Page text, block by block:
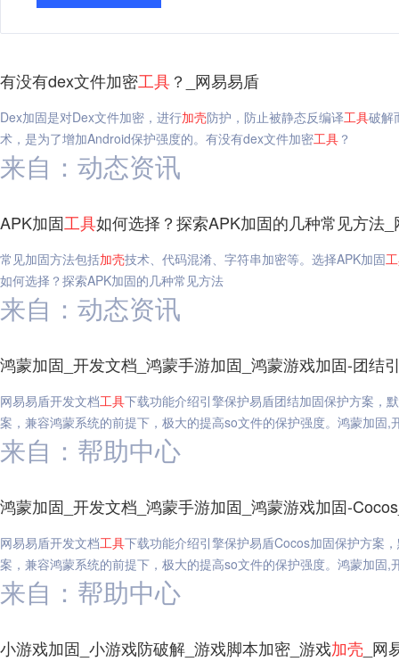
有没有dex文件加密工具？_网易易盾
Dex加固是对Dex文件加密，进行加壳防护，防止被静态反编译工具破解
术，是为了增加Android保护强度的。有没有dex文件加密工具 ？
来自：动态资讯
APK加固工具如何选择？探索APK加固的几种常见方法
常见加固方法包括加壳技术、代码混淆、字符串加密等。选择APK加固
如何选择？探索APK加固的几种常见方法
来自：动态资讯
鸿蒙加固_开发文档_鸿蒙手游加固_鸿蒙游戏加固-团结
网易易盾开发文档工具下载功能介绍引擎保护易盾团结加固保护方案，
案，兼容鸿蒙系统的前提下，极大的提高so文件的保护强度。鸿蒙加固
来自：帮助中心
鸿蒙加固_开发文档_鸿蒙手游加固_鸿蒙游戏加固-
网易易盾开发文档工具下载功能介绍引擎保护易盾Cocos加固保护方案
案，兼容鸿蒙系统的前提下，极大的提高so文件的保护强度。鸿蒙加固
来自：帮助中心
小游戏加固_小游戏防破解_游戏脚本加密_游戏加壳 _